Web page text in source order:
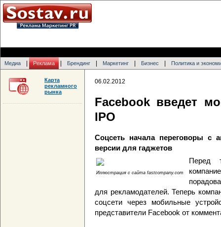
Медиа Реклама Брендинг Маркетинг Бизнес Политика и
06.02.2012
Facebook введет
IPO
Соцсеть начала переговоры с
версии для гаджетов
Иллюстрация с сайта fastcompany.com
Перед
для рекламодателей. Теперь
соцсети через мобильные
представители Facebook от
Карта
рекламного
рынка